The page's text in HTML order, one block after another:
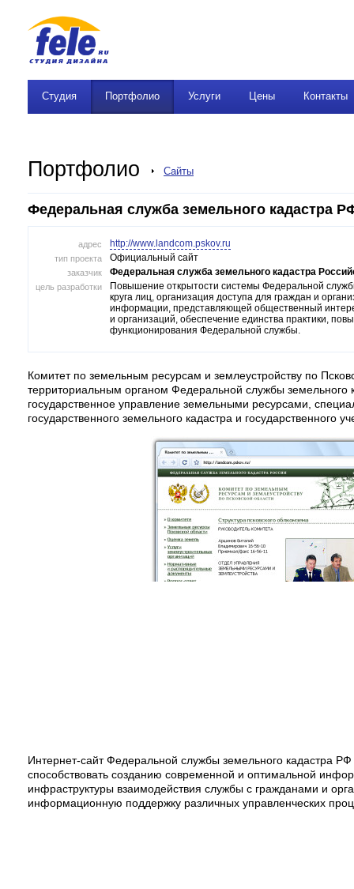
Студия Портфолио Услуги Цены Контакты
Портфолио Сайты
Федеральная служба земельного кадастра
адрес http://www.landcom.pskov.ru
тип проекта Официальный сайт
заказчик Федеральная служба земельного кадастра
цель разработки
Повышение открытости системы Федеральной
круга лиц, организация доступа для граждан и
информации, представляющей общественный
и организаций, обеспечение единства практики,
функционирования Федеральной службы.
Комитет по земельным ресурсам и землеустройству по
территориальным органом Федеральной службы
государственное управление земельными ресурсами,
государственного земельного кадастра и государственного
Интернет-сайт Федеральной службы земельного кадастра
способствовать созданию современной и оптимальной
инфраструктуры взаимодействия службы с гражданами и
информационную поддержку различных управленческих